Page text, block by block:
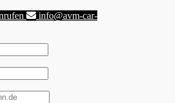
info@avm-car-